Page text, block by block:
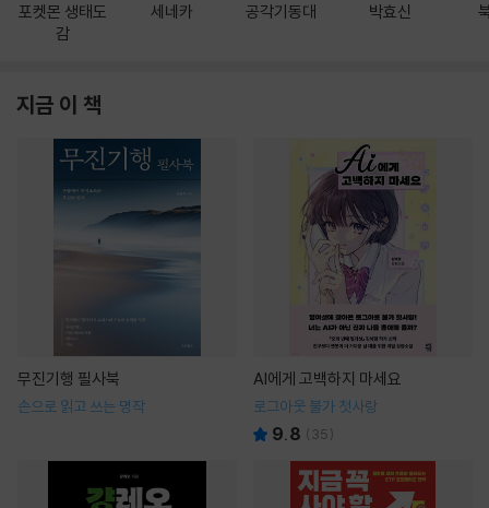
포켓몬 생태도
감
세네카 공각기동대 박효신
지금 이 책
무진기행 필사북
손으로 읽고 쓰는 명작
AI에게 고백하지 마세요
로그아웃 불가 첫사랑
9.8 ( 35)